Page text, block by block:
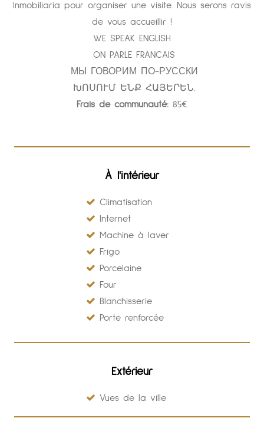
Inmobiliaria pour organiser une visite. Nous serons ravis
de vous accueillir !
WE SPEAK ENGLISH
ON PARLE FRANCAIS
МЫ ГОВОРИМ ПО-РУССКИ
ԽՈՍՈՒՄ ԵՆՔ ՀԱՅԵՐԵՆ.
Frais de communauté: 85€
À l'intérieur
Climatisation
Internet
Machine à laver
Frigo
Porcelaine
Four
Blanchisserie
Porte renforcée
Extérieur
Vues de la ville